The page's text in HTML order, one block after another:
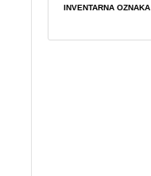
INVENTARNA OZNAKA